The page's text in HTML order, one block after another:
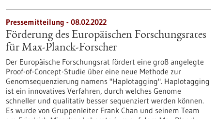
Pressemitteilung - 08.02.2022
Förderung des Europäischen Forschungsrates
für Max-Planck-Forscher
Der Europäische Forschungsrat fördert eine groß angelegte
Proof-of-Concept-Studie über eine neue Methode zur
Genomsequenzierung namens "Haplotagging". Haplotagging
ist ein innovatives Verfahren, durch welches Genome
schneller und qualitativ besser sequenziert werden können.
Es wurde von Gruppenleiter Frank Chan und seinem Team